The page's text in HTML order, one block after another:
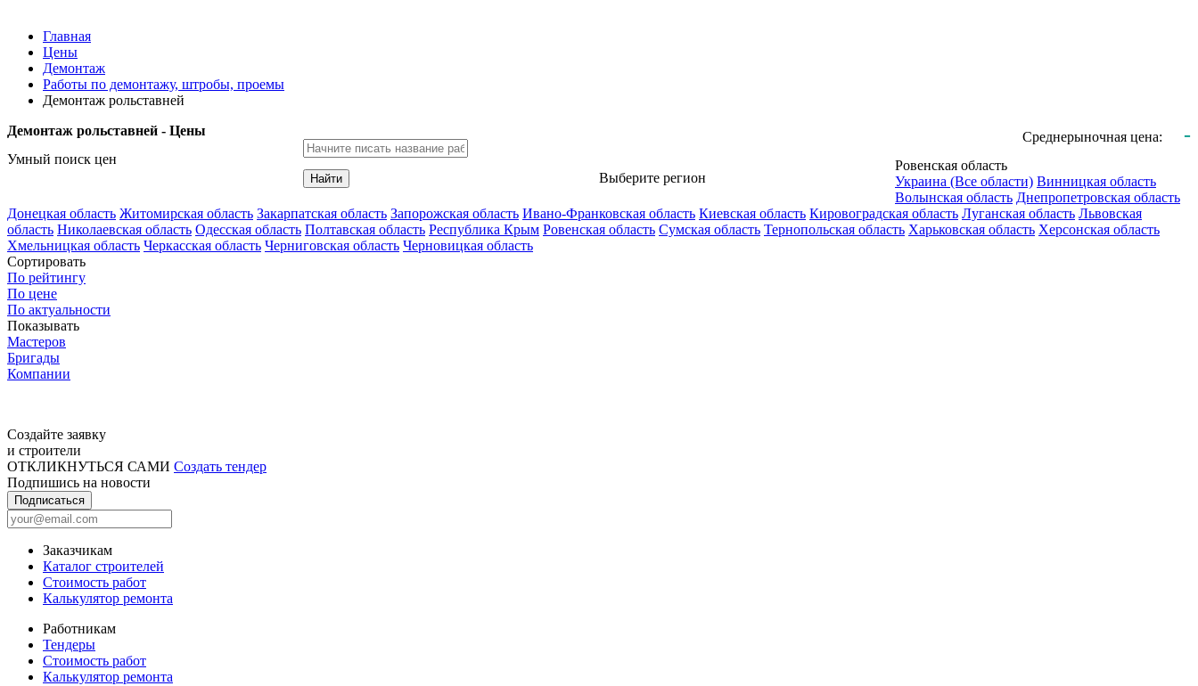
Главная
Цены
Демонтаж
Работы по демонтажу, штробы, проемы
Демонтаж рольставней
Демонтаж рольставней - Цены
Среднерыночная цена: -
Умный поиск цен
Найти Выберите регион
Ровенская область
Украина (Все области) Винницкая область
Волынская область Днепропетровская область
Донецкая область Житомирская область Закарпатская область Запорожская область Ивано-Франковская область Киевская область Кировоградская область Луганская область Львовская
область Николаевская область Одесская область Полтавская область Республика Крым Ровенская область Сумская область Тернопольская область Харьковская область Херсонская область
Хмельницкая область Черкасская область Черниговская область Черновицкая область
Сортировать
По рейтингу
По цене
По актуальности
Показывать
Мастеров
Бригады
Компании
Создайте заявку
и строители
ОТКЛИКНУТЬСЯ САМИ Создать тендер
Подпишись на новости
Подписаться
Заказчикам
Каталог строителей
Стоимость работ
Калькулятор ремонта
Работникам
Тендеры
Стоимость работ
Калькулятор ремонта